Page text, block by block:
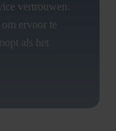
vertrouwen.
ervoor te
als het